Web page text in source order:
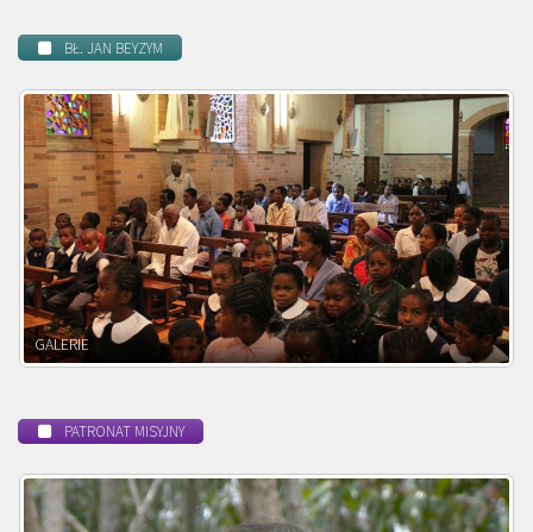
BŁ. JAN BEYZYM
POWOŁANIE MISYJNE
PATRONAT MISYJNY